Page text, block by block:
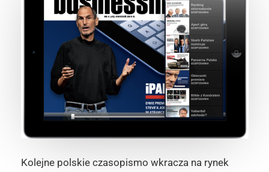
Kolejne polskie czasopismo wkracza na rynek